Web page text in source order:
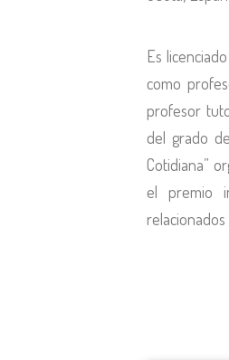
Es
como
profesor
del grado
Cotidiana”
el premio